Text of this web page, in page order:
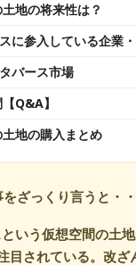
地の将来性は？
に参入している企業
バース市場
Q&A】
地の購入まとめ
ざっくり言うと・・
いう仮想空間の土
目されている。改ざ